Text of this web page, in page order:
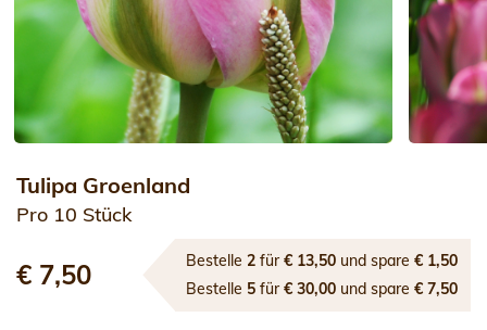
Tulipa Groenland
Pro 10 Stück
€ 7,50 Bestelle2 für€ 13,50 und spare€ 1,50
Bestelle 5 für€ 30,00 und spare€ 7,50